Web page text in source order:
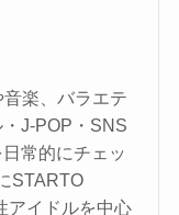
楽、バラエテ
J-POP・SNS
常的にチェッ
STARTO
アイドルを中心